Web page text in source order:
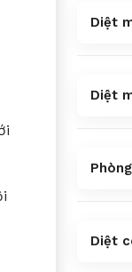
Diệt
Diệt
Diệt